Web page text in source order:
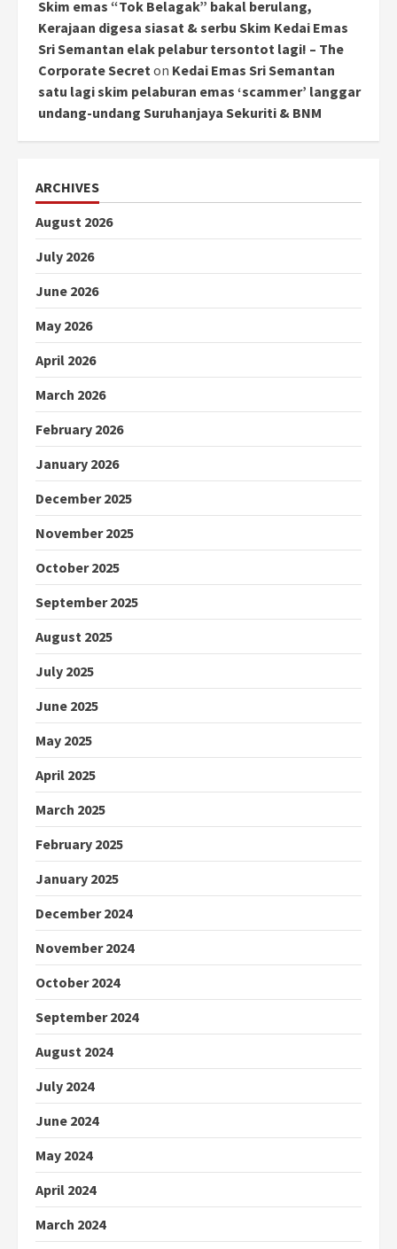
Skim emas “Tok Belagak” bakal berulang,
Kerajaan digesa siasat & serbu Skim Kedai Emas
Sri Semantan elak pelabur tersontot lagi! – The
Corporate Secreton Kedai Emas Sri Semantan
satu lagi skim pelaburan emas ‘scammer’ langgar
undang-undang Suruhanjaya Sekuriti & BNM
ARCHIVES
August 2026
July 2026
June 2026
May 2026
April 2026
March 2026
February 2026
January 2026
December 2025
November 2025
October 2025
September 2025
August 2025
July 2025
June 2025
May 2025
April 2025
March 2025
February 2025
January 2025
December 2024
November 2024
October 2024
September 2024
August 2024
July 2024
June 2024
May 2024
April 2024
March 2024